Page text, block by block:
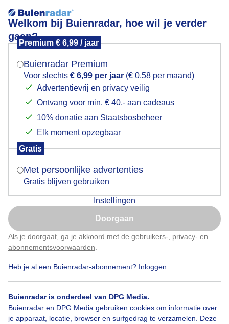
Welkom bij Buienradar, hoe wil je verder
gaan?
Premium € 6,99 / jaar
Buienradar Premium
Voor slechts € 6,99 per jaar (€ 0,58 per maand)
Advertentievrij en privacy veilig
Ontvang voor min. € 40,- aan cadeaus
10% donatie aan Staatsbosbeheer
Elk moment opzegbaar
Gratis
Met persoonlijke advertenties
Gratis blijven gebruiken
Instellingen
Doorgaan
Als je doorgaat, ga je akkoord met de gebruikers- privacy- en
abonnementsvoorwaarden
Heb je al een Buienradar-abonnement? Inloggen
Buienradar is onderdeel van DPG Media.
Buienradar en DPG Media gebruiken cookies om informatie over
je apparaat, locatie, browser en surfgedrag te verzamelen. Deze
Volop zonneschijn bij 15 graden .
Door: René Gemaakt: 07-05-2026, 68x bekeken
Mogen we je locatie gebruiken voor het
Indien je hier nog geen akkoord op hebt gegeven,
verschijnt er zo een pop-up uit je browser waarin
Is goed, toon de popup
Nu niet, misschien later
Klik hierom dit aan te passen